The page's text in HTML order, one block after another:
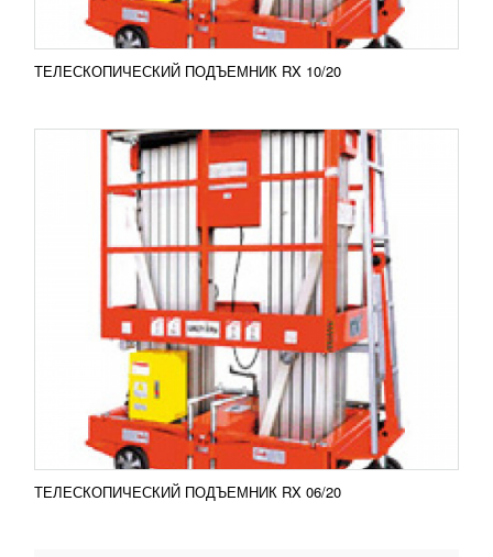
ТЕЛЕСКОПИЧЕСКИЙ ПОДЪЕМНИК RX 10/20
ТЕЛЕСКОПИЧЕСКИЙ ПОДЪЕМНИК RX 06/20